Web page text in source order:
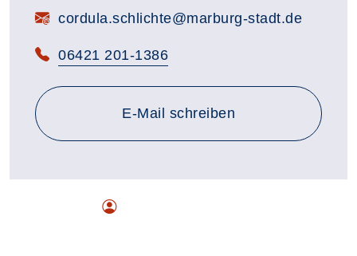
E-Mail:cordula.schlichte@marburg-stadt.de
Telefon:
06421 201-1386
E-Mail schreiben